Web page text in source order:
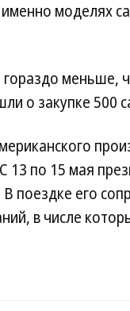
моделях
гораздо меньше,
о закупке 500
13 по 15 мая
поездке его
в числе